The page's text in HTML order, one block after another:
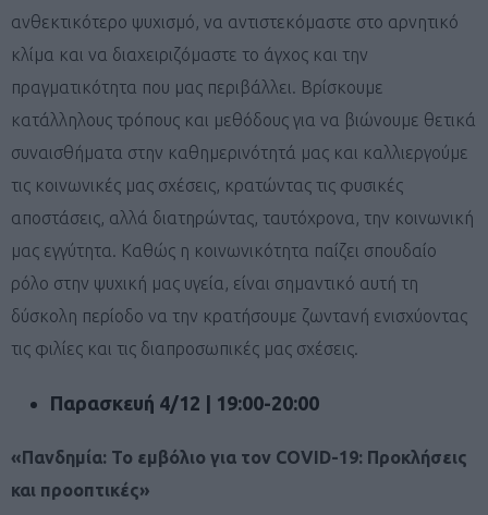
ανθεκτικότερο ψυχισμό, να αντιστεκόμαστε στο αρνητικό
κλίμα και να διαχειριζόμαστε το άγχος και την
πραγματικότητα που μας περιβάλλει. Βρίσκουμε
κατάλληλους τρόπους και μεθόδους για να βιώνουμε θετικά
συναισθήματα στην καθημερινότητά μας και καλλιεργούμε
τις κοινωνικές μας σχέσεις, κρατώντας τις φυσικές
αποστάσεις, αλλά διατηρώντας, ταυτόχρονα, την κοινωνική
μας εγγύτητα. Καθώς η κοινωνικότητα παίζει σπουδαίο
ρόλο στην ψυχική μας υγεία, είναι σημαντικό αυτή τη
δύσκολη περίοδο να την κρατήσουμε ζωντανή ενισχύοντας
τις φιλίες και τις διαπροσωπικές μας σχέσεις.
Παρασκευή 4/12 | 19:00-20:00
«Πανδημία: Το εμβόλιο για τον COVID-19: Προκλήσεις
και προοπτικές»